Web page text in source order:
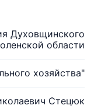
Духовщинского
области
хозяйства"
Стецюк